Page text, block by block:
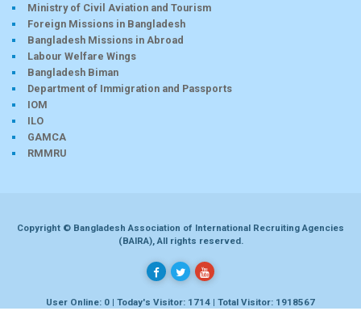
Ministry of Civil Aviation and Tourism
Foreign Missions in Bangladesh
Bangladesh Missions in Abroad
Labour Welfare Wings
Bangladesh Biman
Department of Immigration and Passports
IOM
ILO
GAMCA
RMMRU
Copyright © Bangladesh Association of International Recruiting Agencies
(BAIRA), All rights reserved.
User Online: 0 | Today's Visitor: 1714 | Total Visitor: 1918567